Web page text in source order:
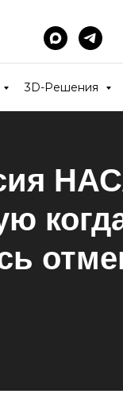
3D-Решения